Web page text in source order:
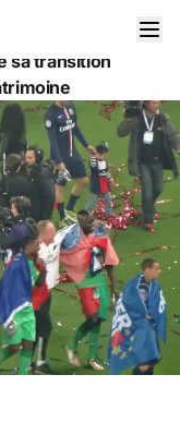
sa transition